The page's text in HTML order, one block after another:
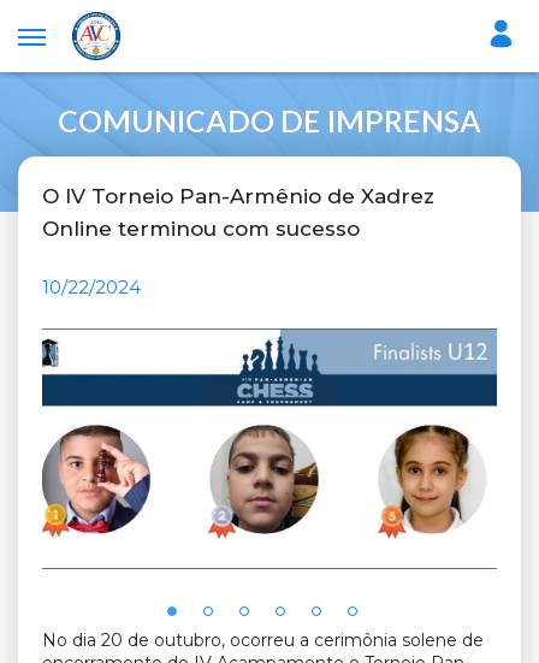
COMUNICADO DE IMPRENSA
O IV Torneio Pan-Armênio de Xadrez
Online terminou com sucesso
10/22/2024
No dia 20 de outubro, ocorreu a cerimônia solene de